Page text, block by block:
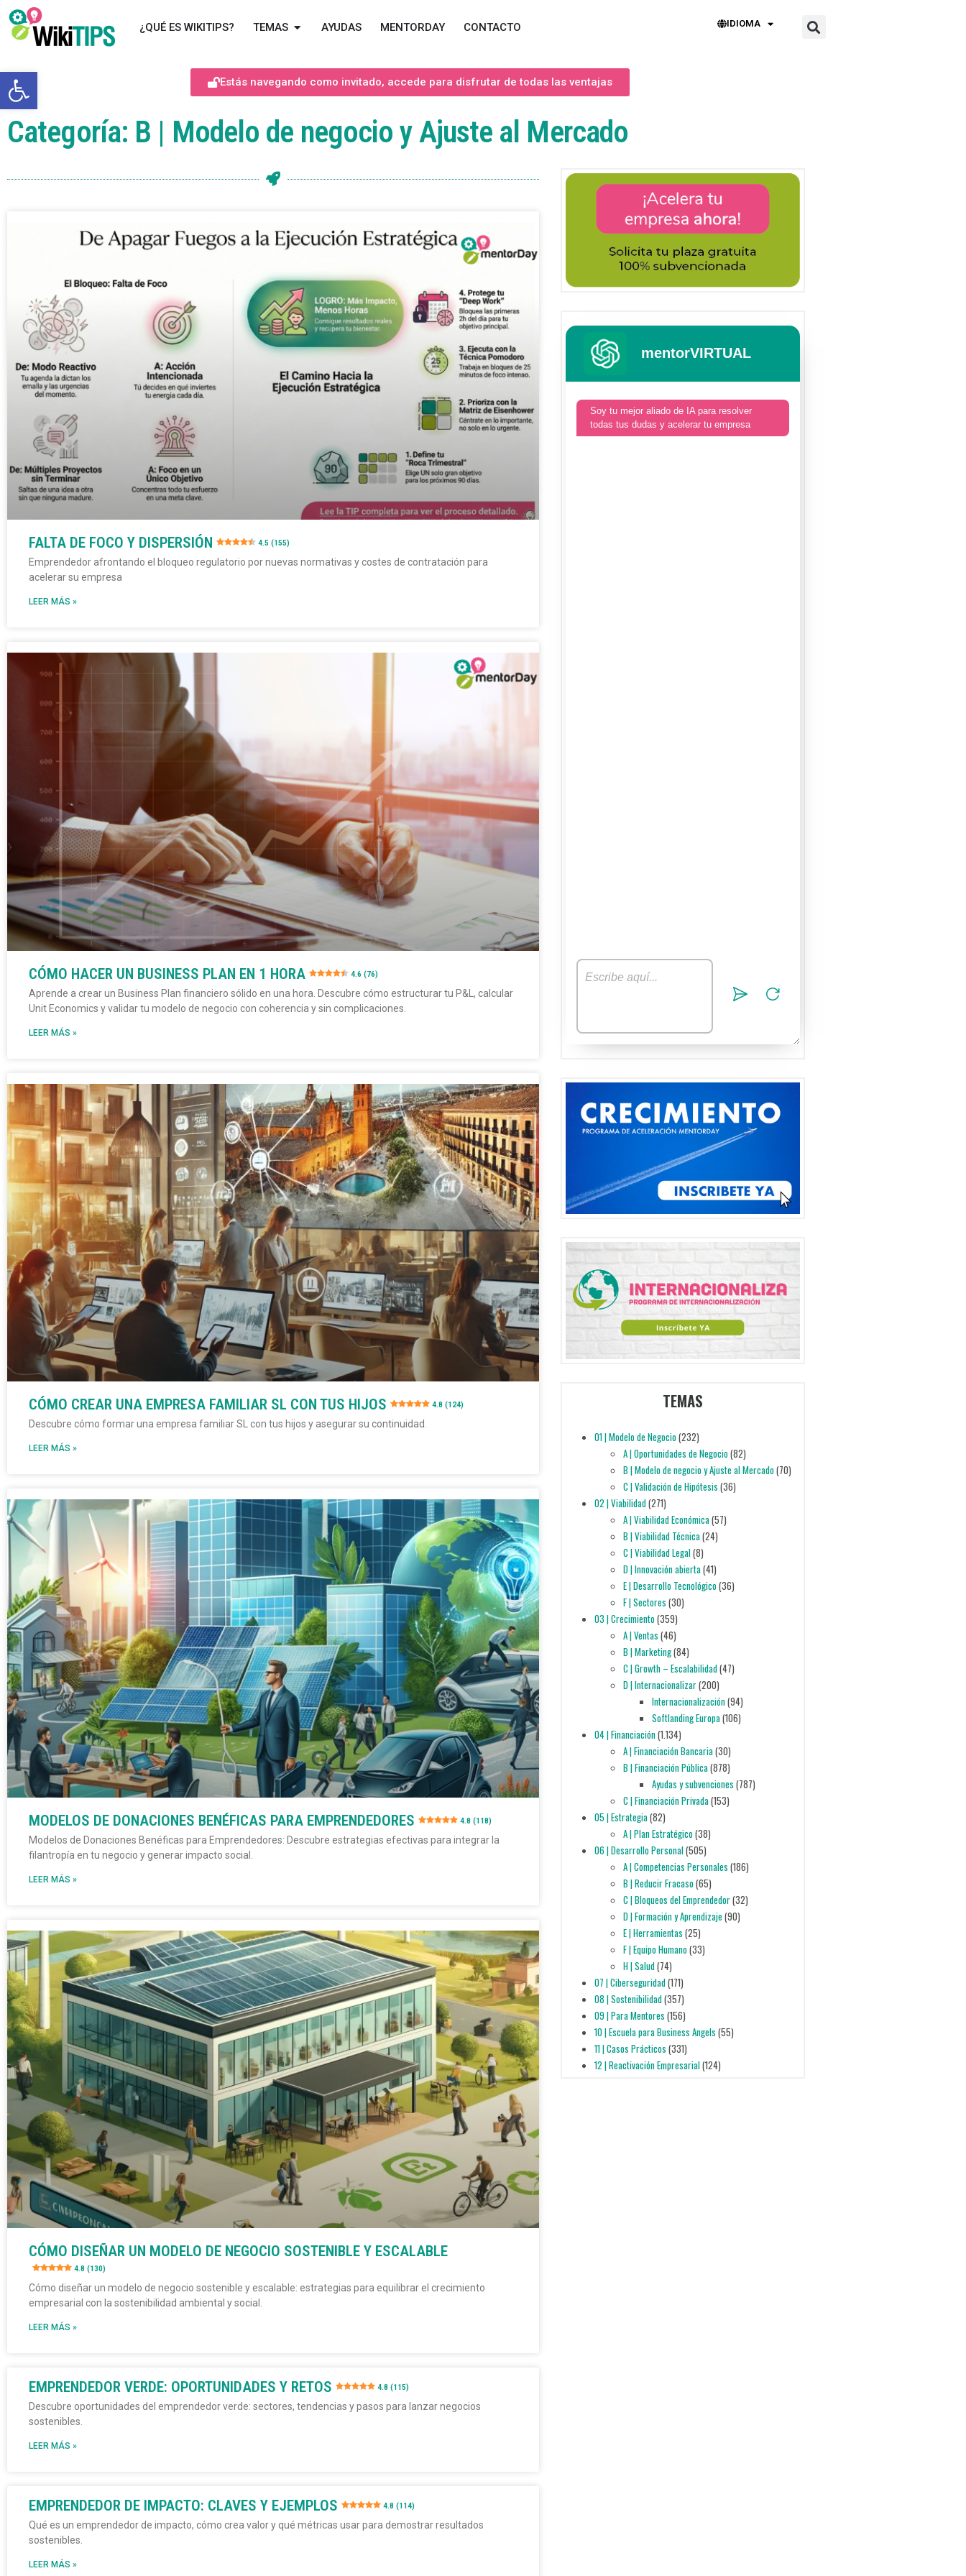
Abrir barra de herramientas
¿QUÉ ES WIKITIPS? TEMAS AYUDAS MENTORDAY CONTACTO IDIOMA
Estás navegando como invitado, accede para disfrutar de todas las ventajas
Categoría: B | Modelo de negocio y Ajuste al Mercado
FALTA DE FOCO Y DISPERSIÓN 4.5 (155)
Emprendedor afrontando el bloqueo regulatorio por nuevas normativas y costes de contratación para
acelerar su empresa
LEER MÁS »
CÓMO HACER UN BUSINESS PLAN EN 1 HORA 4.6 (76)
Aprende a crear un Business Plan financiero sólido en una hora. Descubre cómo estructurar tu P&L, calcular
Unit Economics y validar tu modelo de negocio con coherencia y sin complicaciones.
LEER MÁS »
CÓMO CREAR UNA EMPRESA FAMILIAR SL CON TUS HIJOS 4.8 (124)
Descubre cómo formar una empresa familiar SL con tus hijos y asegurar su continuidad.
LEER MÁS »
MODELOS DE DONACIONES BENÉFICAS PARA EMPRENDEDORES 4.8 (118)
Modelos de Donaciones Benéficas para Emprendedores: Descubre estrategias efectivas para integrar la
filantropía en tu negocio y generar impacto social.
LEER MÁS »
CÓMO DISEÑAR UN MODELO DE NEGOCIO SOSTENIBLE Y ESCALABLE
4.8 (130)
Cómo diseñar un modelo de negocio sostenible y escalable: estrategias para equilibrar el crecimiento
empresarial con la sostenibilidad ambiental y social.
LEER MÁS »
EMPRENDEDOR VERDE: OPORTUNIDADES Y RETOS 4.8 (115)
Descubre oportunidades del emprendedor verde: sectores, tendencias y pasos para lanzar negocios
sostenibles.
LEER MÁS »
EMPRENDEDOR DE IMPACTO: CLAVES Y EJEMPLOS 4.8 (114)
Qué es un emprendedor de impacto, cómo crea valor y qué métricas usar para demostrar resultados
sostenibles.
LEER MÁS »
mentorVIRTUAL
Soy tu mejor aliado de IA para resolver
todas tus dudas y acelerar tu empresa
TEMAS
01 | Modelo de Negocio(232)
A | Oportunidades de Negocio(82)
B | Modelo de negocio y Ajuste al Mercado(70)
C | Validación de Hipótesis (36)
02 | Viabilidad(271)
A | Viabilidad Económica(57)
B | Viabilidad Técnica(24)
C | Viabilidad Legal(8)
D | Innovación abierta(41)
E | Desarrollo Tecnológico(36)
F | Sectores (30)
03 | Crecimiento(359)
A | Ventas (46)
B | Marketing(84)
C | Growth – Escalabilidad(47)
D | Internacionalizar(200)
Internacionalización(94)
Softlanding Europa(106)
04 | Financiación(1.134)
A | Financiación Bancaria(30)
B | Financiación Pública(878)
Ayudas y subvenciones (787)
C | Financiación Privada(153)
05 | Estrategia(82)
A | Plan Estratégico(38)
06 | Desarrollo Personal(505)
A | Competencias Personales (186)
B | Reducir Fracaso(65)
C | Bloqueos del Emprendedor(32)
D | Formación y Aprendizaje (90)
E | Herramientas (25)
F | Equipo Humano(33)
H | Salud(74)
07 | Ciberseguridad(171)
08 | Sostenibilidad(357)
09 | Para Mentores (156)
10 | Escuela para Business Angels (55)
11 | Casos Prácticos (331)
12 | Reactivación Empresarial(124)